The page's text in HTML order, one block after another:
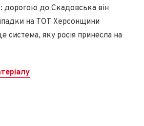
дорогою до Скадовська він
на ТОТ Херсонщини
система, яку росія принесла на